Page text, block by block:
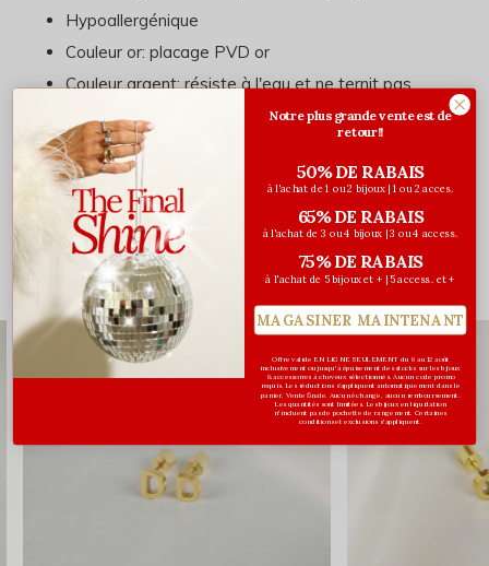
Hypoallergénique
Couleur or: placage PVD or
Couleur argent: résiste à l'eau et ne ternit pas
Évaluations
0/ 5
Vous pourriez aussi aimer...
Notre plus grande vente est de
retour!!
50% DE RABAIS
à l'achat de 1 ou 2 bijoux | 1 ou 2 acces.
65% DE RABAIS
à l'achat de 3 ou 4 bijoux | 3 ou 4 access.
75% DE RABAIS
à l'achat de 5 bijoux et + | 5 access. et +
MAGASINER MAINTENANT
Offre valide EN LIGNE SEULEMENT du 6 au 12 août
inclusivement ou jusqu'à épuisement des stocks sur les bijoux
& accessoires à cheveux sélectionnés. Aucun code promo
requis. Les réductions s’appliquent automatiquement dans le
panier. Vente finale. Aucun échange, aucun remboursement.
Les quantités sont limitées. Les bijoux en liquidation
n'incluent pas de pochette de rangement. Certaines
conditions et exclusions s'appliquent.